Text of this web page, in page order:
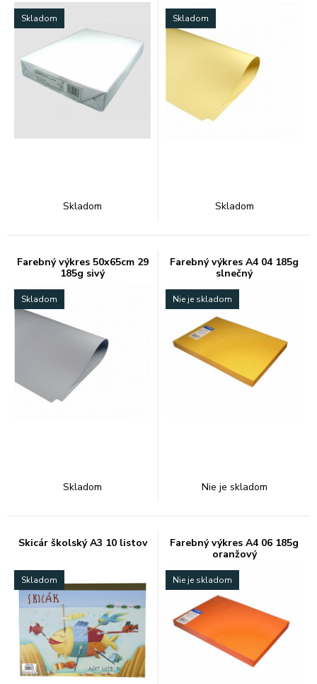
Skladom
Skladom
Skladom
Skladom
Farebný výkres 50x65cm 29
185g sivý
Skladom
Skladom
Farebný výkres A4 04 185g
slnečný
Nie je skladom
Nie je skladom
Skicár školský A3 10 listov
Skladom
Farebný výkres A4 06 185g
oranžový
Nie je skladom